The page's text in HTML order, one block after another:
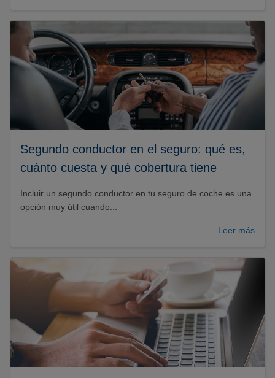
Segundo conductor en el seguro: qué es,
cuánto cuesta y qué cobertura tiene
Incluir un segundo conductor en tu seguro de coche es una
opción muy útil cuando...
Leer más